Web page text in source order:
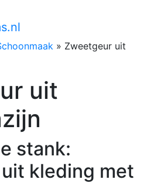
» Zweetgeur uit
uit
stank:
kleding met